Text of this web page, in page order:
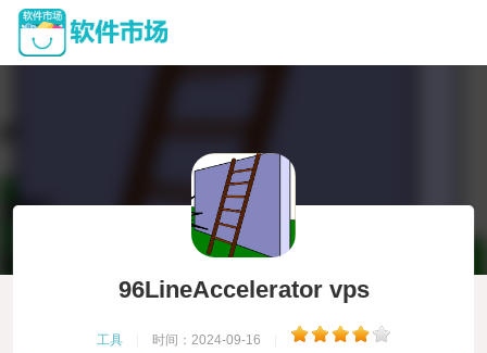
96LineAccelerator vps
工具 时间：2024-09-16